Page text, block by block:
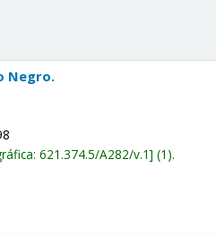
Negro.
621.374.5/A282/v.1 (1).